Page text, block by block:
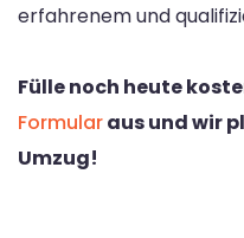
erfahrenem und
Fülle noch heute
Formularaus und wir
Umzug!